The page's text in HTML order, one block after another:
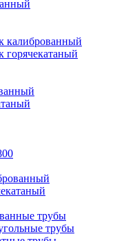
калиброванный
горячекатаный
трубы
трубы